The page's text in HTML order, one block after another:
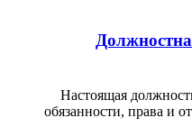
Настоящая
обязанности, права и